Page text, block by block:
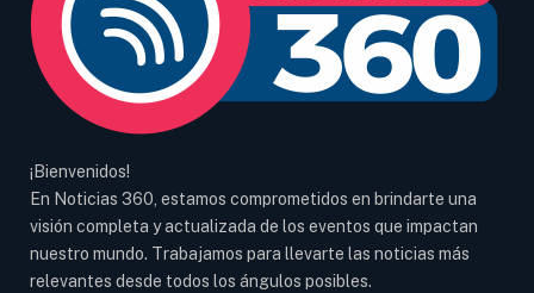
¡Bienvenidos!
En Noticias 360, estamos comprometidos en brindarte una
visión completa y actualizada de los eventos que impactan
nuestro mundo. Trabajamos para llevarte las noticias más
relevantes desde todos los ángulos posibles.